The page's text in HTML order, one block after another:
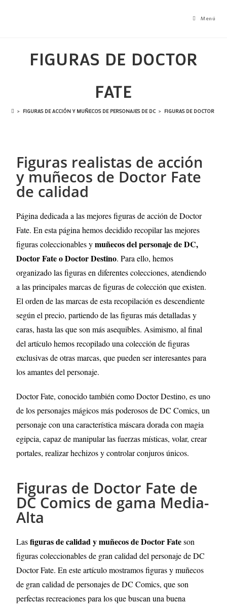
Menú
FIGURAS DE DOCTOR
FATE
> FIGURAS DE ACCIÓN Y MUÑECOS DE PERSONAJES DE DC > FIGURAS DE DOCTOR FATE
Figuras realistas de acción
y muñecos de Doctor Fate
de calidad
Página dedicada a las mejores figuras de acción deDoctor
Fate. En esta página hemos decidido recopilar las mejores
figuras coleccionables ymuñecos del personaje de DC,
Doctor Fate o Doctor Destino. Para ello, hemos
organizado las figuras en diferentes colecciones, atendiendo
a las principales marcas de figuras de colección que existen.
El orden de las marcas de esta recopilación es descendiente
según el precio, partiendo de las figuras más detalladas y
caras, hasta las que son más asequibles. Asimismo, al final
del artículo hemos recopilado una colección de figuras
exclusivas de otras marcas, que pueden ser interesantes para
los amantes del personaje.
Doctor Fate, conocido también como Doctor Destino, es uno
de los personajes mágicos más poderosos de DC Comics, un
personaje con una característica máscara dorada con magia
egipcia, capaz de manipular las fuerzas místicas, volar, crear
portales, realizar hechizos y controlar conjuros únicos.
Figuras de Doctor Fate de
DC Comics de gama Media-
Alta
Lasfiguras de calidad y muñecos de Doctor Fateson
figuras coleccionables de gran calidad del personaje de DC
Doctor Fate. En este artículo mostramos figuras y muñecos
de gran calidad de personajes de DC Comics, que son
perfectas recreaciones para los que buscan una buena